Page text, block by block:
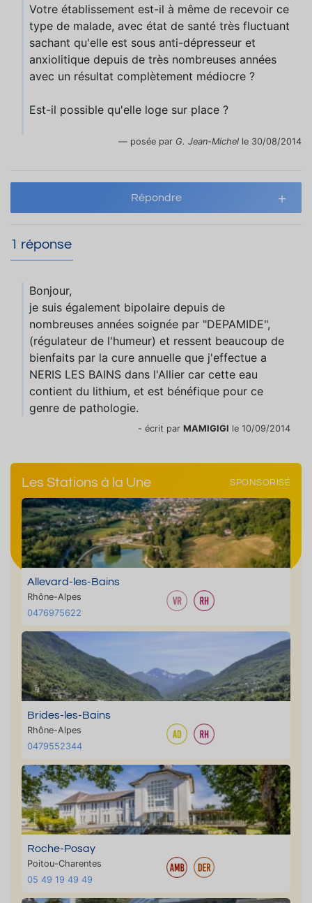
Votre établissement est-il à même de recevoir ce
type de malade, avec état de santé très fluctuant
sachant qu'elle est sous anti-dépresseur et
anxiolitique depuis de très nombreuses années
avec un résultat complètement médiocre ?
Est-il possible qu'elle loge sur place ?
posée par G. Jean-Michel le 30/08/2014
Répondre
1 réponse
Bonjour,
je suis également bipolaire depuis de
nombreuses années soignée par "DEPAMIDE",
(régulateur de l'humeur) et ressent beaucoup de
bienfaits par la cure annuelle que j'effectue a
NERIS LES BAINS dans l'Allier car cette eau
contient du lithium, et est bénéfique pour ce
genre de pathologie.
- écrit par MAMIGIGI le 10/09/2014
Les Stations à la Une SPONSORISÉ
Allevard-les-Bains
Rhône-Alpes
0476975622
Brides-les-Bains
Rhône-Alpes
0479552344
Roche-Posay
Poitou-Charentes
05 49 19 49 49